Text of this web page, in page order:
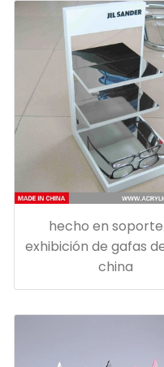
hecho en
exhibición de gafas
china